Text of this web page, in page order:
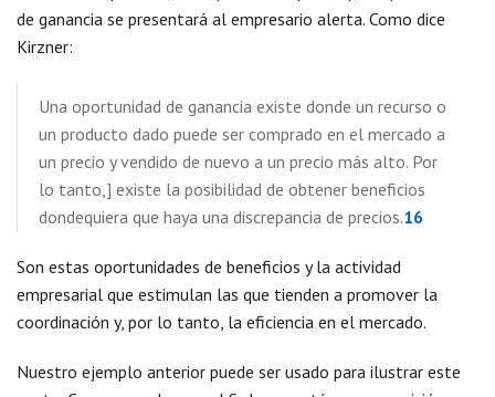
de ganancia se presentará al empresario alerta. Como dice
Kirzner:
Una oportunidad de ganancia existe donde un recurso o
un producto dado puede ser comprado en el mercado a
un precio y vendido de nuevo a un precio más alto. Por
lo tanto,] existe la posibilidad de obtener beneficios
dondequiera que haya una discrepancia de precios.16
Son estas oportunidades de beneficios y la actividad
empresarial que estimulan las que tienden a promover la
coordinación y, por lo tanto, la eficiencia en el mercado.
Nuestro ejemplo anterior puede ser usado para ilustrar este